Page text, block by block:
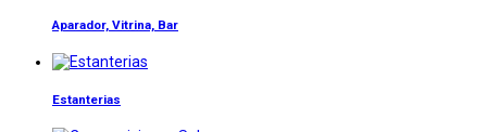
Aparador, Vitrina, Bar
Estanterias